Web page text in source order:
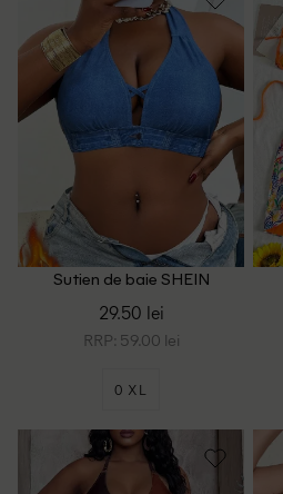
Sutien de baie SHEIN
29.50 lei
RRP: 59.00 lei
0 XL